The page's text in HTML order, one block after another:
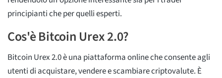
principianti che per quelli esperti.
Cos'è Bitcoin Urex 2.0?
Bitcoin Urex 2.0 è una piattaforma online che consente agli
utenti di acquistare, vendere e scambiare criptovalute. È